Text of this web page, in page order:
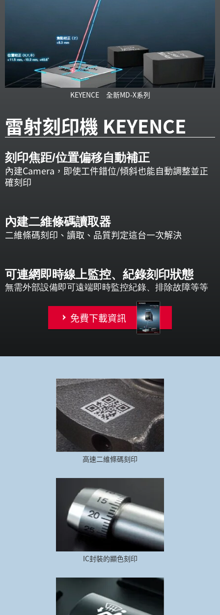
KEYENCE 全新MD-X系列
雷射刻印機 KEYENCE
刻印焦距/位置偏移自動補正
內建Camera，即使工件錯位/傾斜也能自動調整並正
確刻印
內建二維條碼讀取器
二維條碼刻印、讀取、品質判定這台一次解決
可連網即時線上監控、紀錄刻印狀態
無需外部設備即可遠端即時監控紀錄、排除故障等等
免費下載資訊
高速二維條碼刻印
IC封裝的顯色刻印